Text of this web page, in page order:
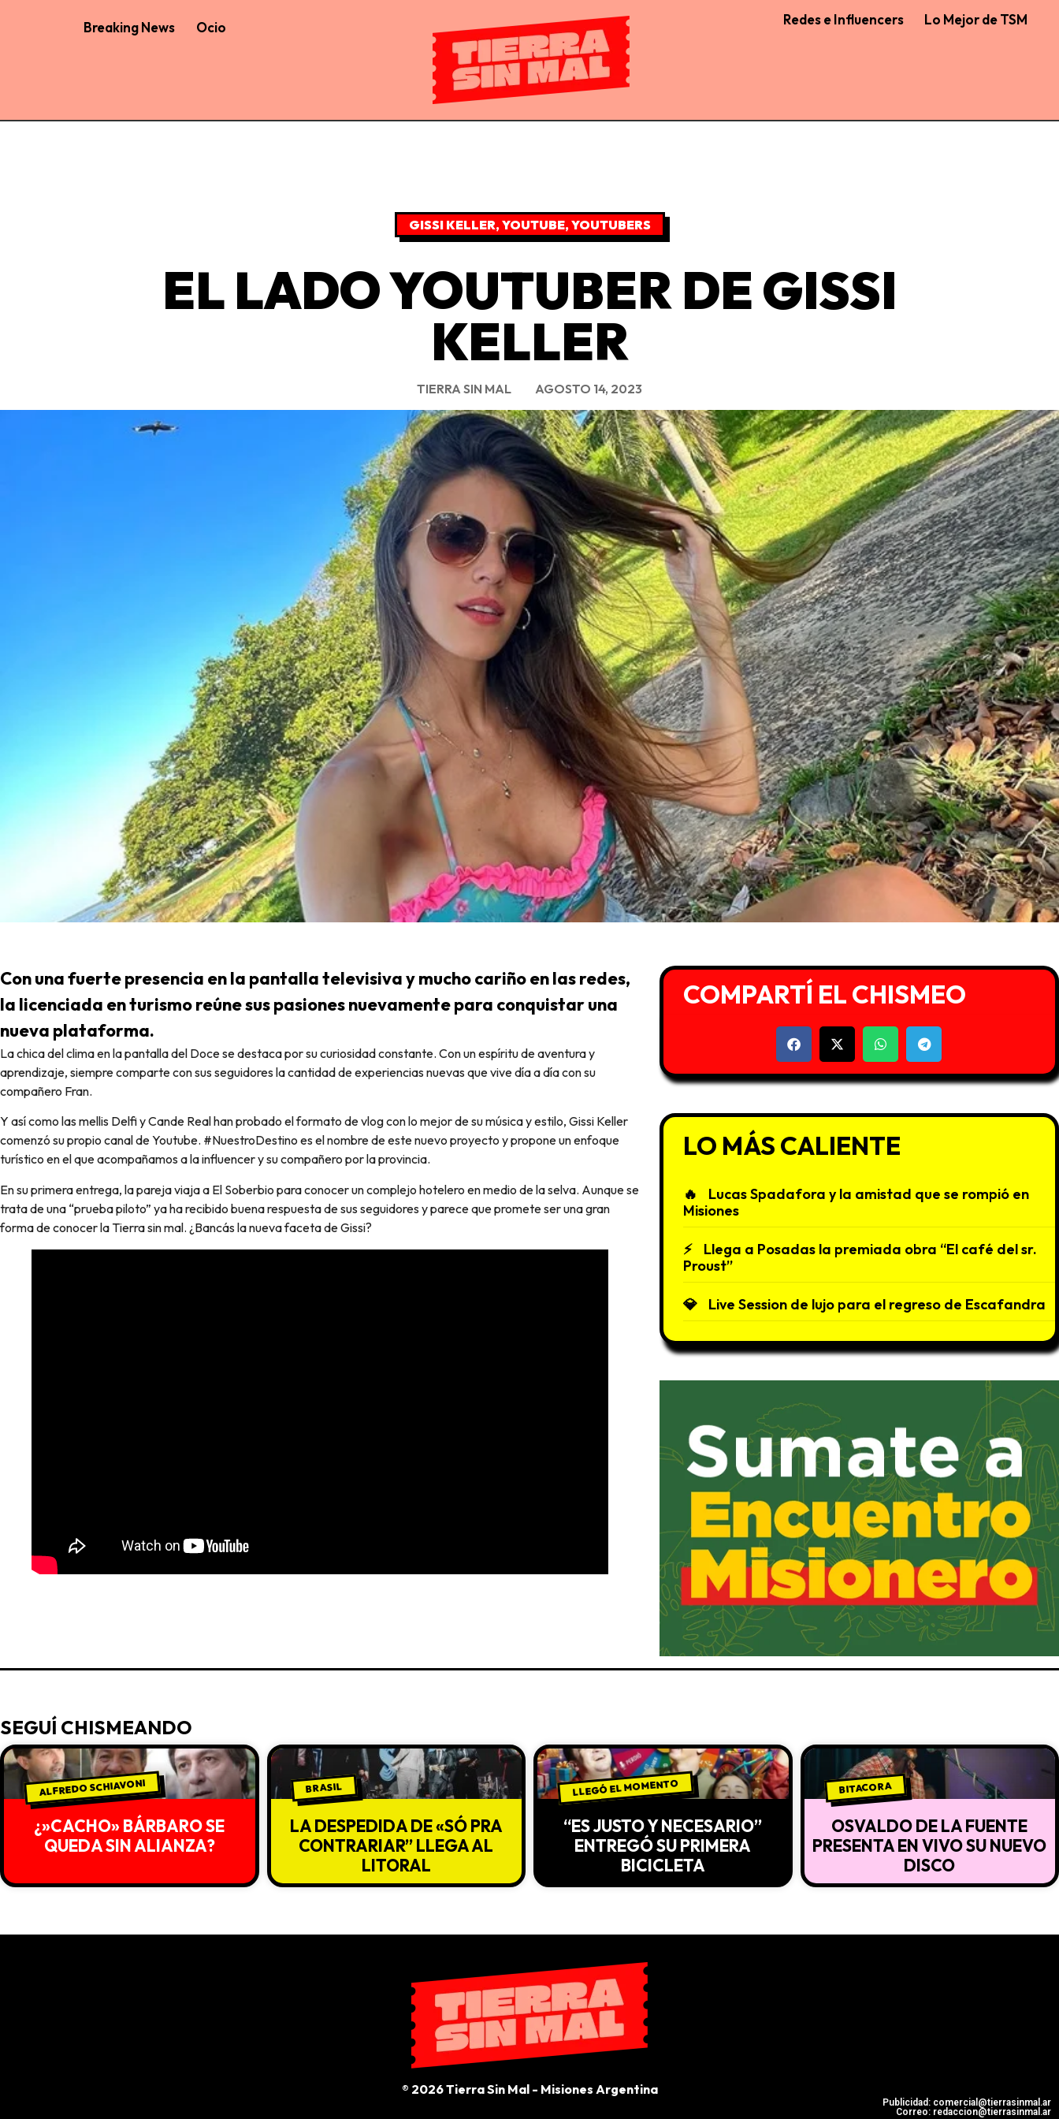
Breaking News Ocio Redes e Influencers Lo Mejor de TSM
GISSI KELLER,YOUTUBE,YOUTUBERS
EL LADO YOUTUBER DE GISSI
KELLER
TIERRA SIN MAL AGOSTO 14, 2023
Con una fuerte presencia en la pantalla televisiva y mucho cariño en las redes,
la licenciada en turismo reúne sus pasiones nuevamente para conquistar una
nueva plataforma.
La chica del clima en la pantalla del Doce se destaca por su curiosidad constante. Con un espíritu de aventura y
aprendizaje, siempre comparte con sus seguidores la cantidad de experiencias nuevas que vive día a día con su
compañero Fran.
Y así como las mellis Delfi y Cande Real han probado el formato de vlog con lo mejor de su música y estilo, Gissi Keller
comenzó su propio canal de Youtube. #NuestroDestino es el nombre de este nuevo proyecto y propone un enfoque
turístico en el que acompañamos a la influencer y su compañero por la provincia.
En su primera entrega, la pareja viaja a El Soberbio para conocer un complejo hotelero en medio de la selva. Aunque se
trata de una “prueba piloto” ya ha recibido buena respuesta de sus seguidores y parece que promete ser una gran
forma de conocer la Tierra sin mal. ¿Bancás la nueva faceta de Gissi?
COMPARTÍ EL CHISMEO
LO MÁS CALIENTE
Lucas Spadafora y la amistad que se rompió en
Misiones
Llega a Posadas la premiada obra “El café del sr.
Proust”
Live Session de lujo para el regreso de Escafandra
SEGUÍ CHISMEANDO
ALFREDO SCHIAVONI
¿»CACHO» BÁRBARO SE
QUEDA SIN ALIANZA?
BRASIL
LA DESPEDIDA DE «SÓ PRA
CONTRARIAR” LLEGA AL
LITORAL
LLEGÓ EL MOMENTO
“ES JUSTO Y NECESARIO”
ENTREGÓ SU PRIMERA
BICICLETA
BITACORA
OSVALDO DE LA FUENTE
PRESENTA EN VIVO SU NUEVO
DISCO
® 2026 Tierra Sin Mal - Misiones Argentina
Publicidad: comercial@tierrasinmal.ar
Correo: redaccion@tierrasinmal.ar